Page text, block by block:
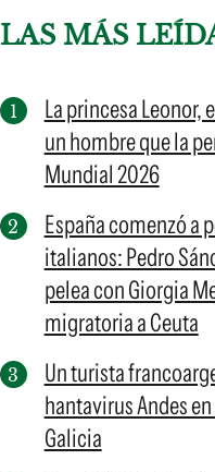
LAS MÁS
La princesa Leonor,
un hombre que la
Mundial 2026
España comenzó a
italianos: Pedro
pelea con Giorgia
migratoria a Ceuta
Un turista
hantavirus Andes
Galicia